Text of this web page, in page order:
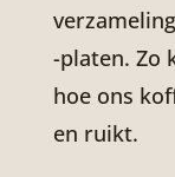
-platen. Zo
hoe ons
en ruikt.